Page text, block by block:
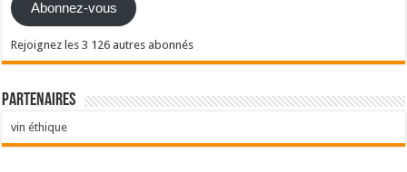
Abonnez-vous
Rejoignez les 3 126 autres abonnés
Partenaires
vin éthique